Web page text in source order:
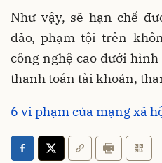
Như vậy, sẽ hạn chế
đảo, phạm tội trên
công nghệ cao dưới
thanh toán tài khoản,
6 vi phạm của mạng xã